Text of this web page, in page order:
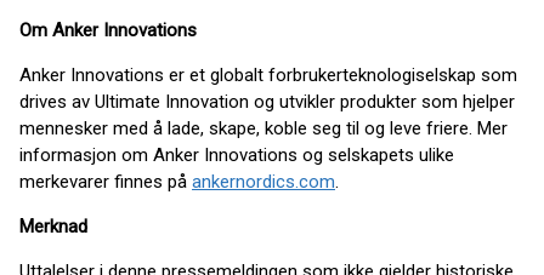
Om Anker Innovations
Anker Innovations er et globalt forbrukerteknologiselskap som
drives av Ultimate Innovation og utvikler produkter som hjelper
mennesker med å lade, skape, koble seg til og leve friere. Mer
informasjon om Anker Innovations og selskapets ulike
merkevarer finnes på ankernordics.com.
Merknad